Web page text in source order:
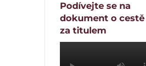
Podívejte se na
dokument o cestě
za titulem